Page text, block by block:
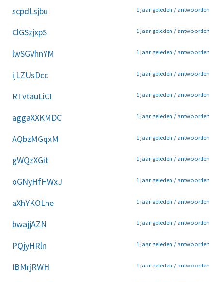
scpdLsjbu 1 jaar geleden / antwoorden
ClGSzjxpS 1 jaar geleden / antwoorden
lwSGVhnYM 1 jaar geleden / antwoorden
ijLZUsDcc 1 jaar geleden / antwoorden
RTvtauLiCI 1 jaar geleden / antwoorden
aggaXXKMDC 1 jaar geleden / antwoorden
AQbzMGqxM 1 jaar geleden / antwoorden
gWQzXGit 1 jaar geleden / antwoorden
oGNyHfHWxJ 1 jaar geleden / antwoorden
aXhYKOLhe 1 jaar geleden / antwoorden
bwajjAZN 1 jaar geleden / antwoorden
PQjyHRln 1 jaar geleden / antwoorden
IBMrjRWH 1 jaar geleden / antwoorden